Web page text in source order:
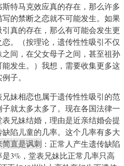
特马克效应真的存在，那么许多
的禁断之恋就不可能发生。如果
真的存在，那么有可能会发生更
恋。（按理论，遗传性性吸引不仅
之间，在父女母子之间，甚至祖孙
能发生。）我想，需要收集更多这
子。
兄妹相恋也属于遗传性性吸引的范
子就太多太多了。现在各国法律一
兄妹结婚，理由是近亲结婚会提
陷儿童的几率。这个几率有多大
简直是讽刺 ：正常人产生遗传缺陷
是3%，堂表兄妹比正常几率只高